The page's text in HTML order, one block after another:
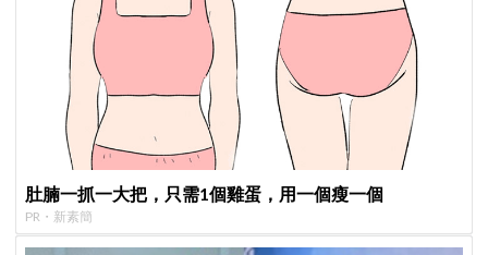
肚腩一抓一大把，只需1個雞蛋，用一個瘦一個
PR・新素簡